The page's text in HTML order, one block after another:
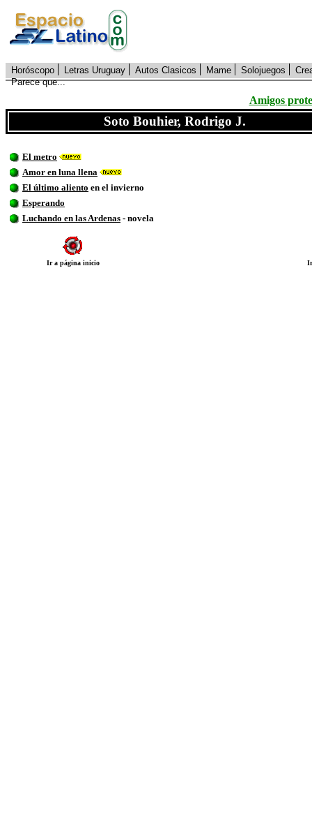
Horóscopo Letras Uruguay Autos Clasicos Mame Solojuegos
Parece que...
Amigos
Soto Bouhier, Rodrigo J.
El metro
Amor en luna llena
El último aliento en el invierno
Esperando
Luchando en las Ardenas - novela
Ir a página inicio